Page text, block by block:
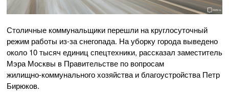
Столичные коммунальщики перешли на круглосуточный
режим работы из-заснегопада. На уборку города выведено
около 10 тысяч единиц спецтехники, рассказал заместитель
Мэра Москвы в Правительстве по вопросам
жилищно-коммунальногохозяйства и благоустройства Петр
Бирюков.